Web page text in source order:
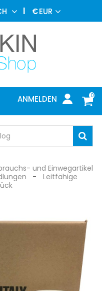
€EUR
0
ANMELDEN
und Einwegartikel
Leitfähige